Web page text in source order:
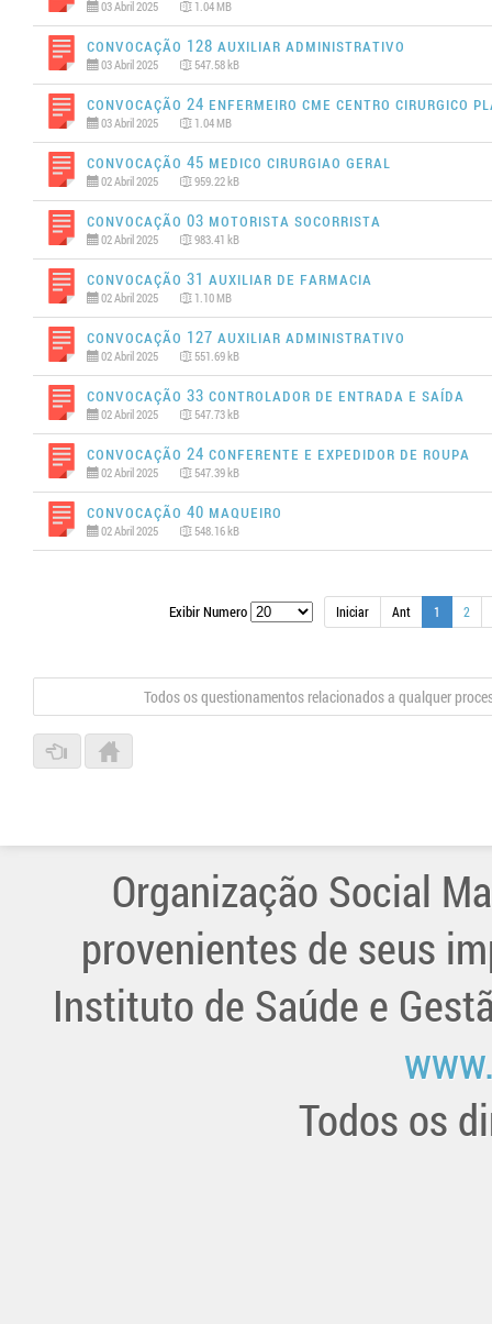
03 Abril 2025 1.04 MB
Convocação 128 AUXILIAR ADMINISTRATIVO
03 Abril 2025 547.58 kB
Convocação 24 ENFERMEIRO CME CENTRO CIRURGICO
03 Abril 2025 1.04 MB
Convocação 45 MEDICO CIRURGIAO GERAL
02 Abril 2025 959.22 kB
Convocação 03 MOTORISTA SOCORRISTA
02 Abril 2025 983.41 kB
Convocação 31 AUXILIAR DE FARMACIA
02 Abril 2025 1.10 MB
Convocação 127 AUXILIAR ADMINISTRATIVO
02 Abril 2025 551.69 kB
Convocação 33 CONTROLADOR DE ENTRADA E SAÍDA
02 Abril 2025 547.73 kB
Convocação 24 CONFERENTE E EXPEDIDOR DE ROUPA
02 Abril 2025 547.39 kB
Convocação 40 MAQUEIRO
02 Abril 2025 548.16 kB
Exibir Numero Iniciar Ant 1 2
Todos os questionamentos relacionados a qualquer
Organização Social
provenientes de seus
Instituto de Saúde e
Todos os